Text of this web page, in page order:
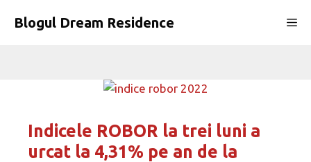
Blogul Dream Residence
Indicele ROBOR la trei luni a
urcat la 4,31% pe an de la